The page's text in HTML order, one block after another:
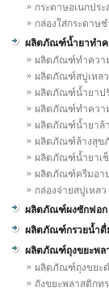
» กระดาษอเนกประ
» กล่องใส่กระดาษช
ผลิตภัณฑ์น้ำยาทำค
» ผลิตภัณฑ์ทำควา
» ผลิตภัณฑ์สบู่เหลว
» ผลิตภัณฑ์น้ำยาป
» ผลิตภัณฑ์ทำควา
» ผลิตภัณฑ์น้ำยาล้
» ผลิตภัณฑ์ล้างสุ
» ผลิตภัณฑ์น้ำยาเช็
» ผลิตภัณฑ์ครีมอา
» กล่องจ่ายสบู่เหลว
ผลิตภัณฑ์ผงซักฟอก
ผลิตภัณฑ์กรวยน้ำดื่
ผลิตภัณฑ์ถุงขยะพล
» ผลิตภัณฑ์ถุงขยะ
» ถังขยะพลาสติกท